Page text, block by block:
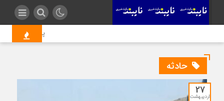
پایان یک پرونده ۱۵ ساله؛ واحد پلی‌اتیلن سنگین(مهر سابق) در مالکیت پتروشیمی جم قرار گرفت
حادثه
27
اردیبهشت